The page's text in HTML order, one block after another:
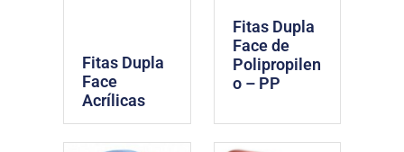
Fitas Dupla
Face
Acrílicas
Fitas Dupla
Face de
Polipropilen
o – PP